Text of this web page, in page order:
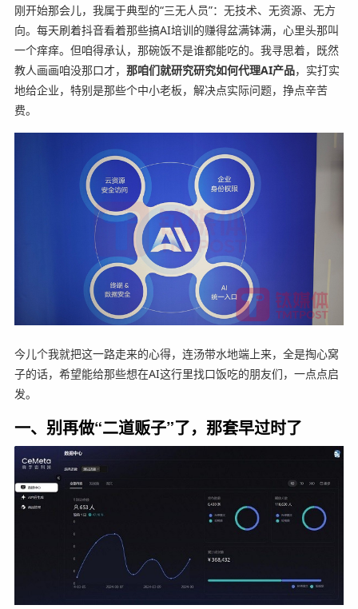
刚开始那会儿，我属于典型的“三无人员”：无技术、无资源、无方
向。每天刷着抖音看着那些搞AI培训的赚得盆满钵满，心里头那叫
一个痒痒。但咱得承认，那碗饭不是谁都能吃的。我寻思着，既然
教人画画咱没那口才， 那咱们就研究研究如何代理AI产品，实打实
地给企业，特别是那些个中小老板，解决点实际问题，挣点辛苦
费。
今儿个我就把这一路走来的心得，连汤带水地端上来，全是掏心窝
子的话，希望能给那些想在AI这行里找口饭吃的朋友们，一点点启
发。
一、别再做“二道贩子”了，那套早过时了